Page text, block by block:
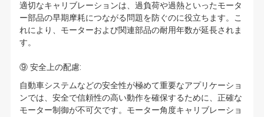
適切なキャリブレーションは、過負荷や過熱といったモータ
ー部品の早期摩耗につながる問題を防ぐのに役立ちます。こ
れにより、モーターおよび関連部品の耐用年数が延長されま
す。
⑨ 安全上の配慮:
自動車システムなどの安全性が極めて重要なアプリケーショ
ンでは、安全で信頼性の高い動作を確保するために、正確な
モーター制御が不可欠です。モーター角度キャリブレーショ